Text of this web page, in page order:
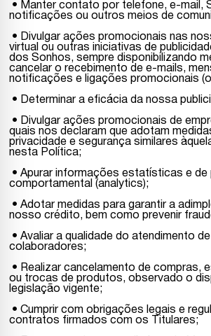
• Manter contato por telefone, e-mail,
notificações ou outros meios de
• Divulgar ações promocionais nas
virtual ou outras iniciativas de
dos Sonhos, sempre disponibilizando
cancelar o recebimento de e-mails,
notificações e ligações promocionais
• Determinar a eficácia da nossa
• Divulgar ações promocionais de
quais nos declaram que adotam
privacidade e segurança similares
nesta Política;
• Apurar informações estatísticas e de
comportamental (analytics);
• Adotar medidas para garantir a
nosso crédito, bem como prevenir
• Avaliar a qualidade do atendimento
colaboradores;
• Realizar cancelamento de compras,
ou trocas de produtos, observado o
legislação vigente;
• Cumprir com obrigações legais e
contratos firmados com os Titulares;